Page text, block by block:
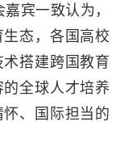
宾一致认为，
态，各国高校
搭建跨国教育
全球人才培养
、国际担当的